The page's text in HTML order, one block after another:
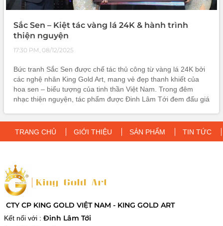
Sắc Sen – Kiệt tác vàng lá 24K & hành trình
thiện nguyện
17:30 PM, 08/12/2025
Bức tranh Sắc Sen được chế tác thủ công từ vàng lá 24K bởi
các nghệ nhân King Gold Art, mang vẻ đẹp thanh khiết của
hoa sen – biểu tượng của tinh thần Việt Nam. Trong đêm
nhạc thiện nguyện, tác phẩm được Đinh Lâm Tới đem đấu giá
sẻ chia và nhân ái.
TRANG CHỦ GIỚI THIỆU SẢN PHẨM TIN TỨC
CTY CP KING GOLD VIỆT NAM - KING GOLD ART
Kết nối với : Đinh Lâm Tới